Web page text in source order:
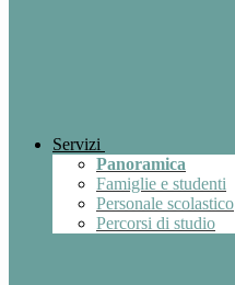
Servizi
Panoramica
Famiglie e studenti
Personale scolastico
Percorsi di studio